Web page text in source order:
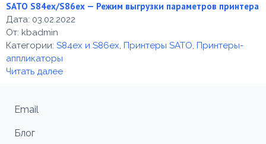
SATO S84ex/S86ex — Режим выгрузки параметров принтера
Дата: 03.02.2022
От: kbadmin
Категории: S84ex и S86ex, Принтеры SATO, Принтеры-
аппликаторы
Читать далее
Email
Блог